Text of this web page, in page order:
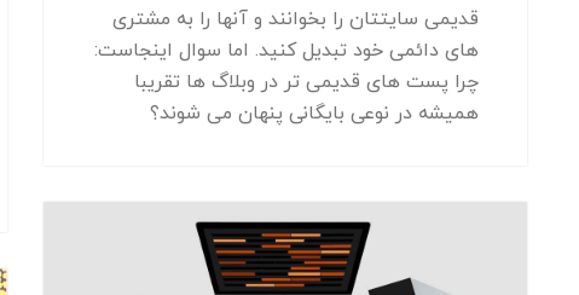
قدیمی سایتتان را بخوانند و آنها را به مشتری
های دائمی خود تبدیل کنید. اما سوال اینجاست:
چرا پست های قدیمی تر در وبلاگ ها تقریبا
همیشه در نوعی بایگانی پنهان می شوند؟